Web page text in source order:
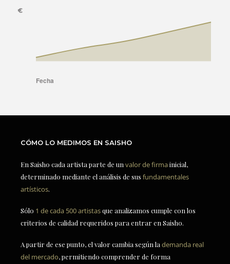
CÓMO LO MEDIMOS EN SAISHO
En Saisho cada artista parte de un valor de firmainicial,
determinado mediante el análisis de sus fundamentales
artísticos.
Sólo 1 de cada 500 artistasque analizamos cumple con los
criterios de calidad requeridos para entrar en Saisho.
A partir de ese punto, el valor cambia según la demanda real
del mercado, permitiendo comprender de forma